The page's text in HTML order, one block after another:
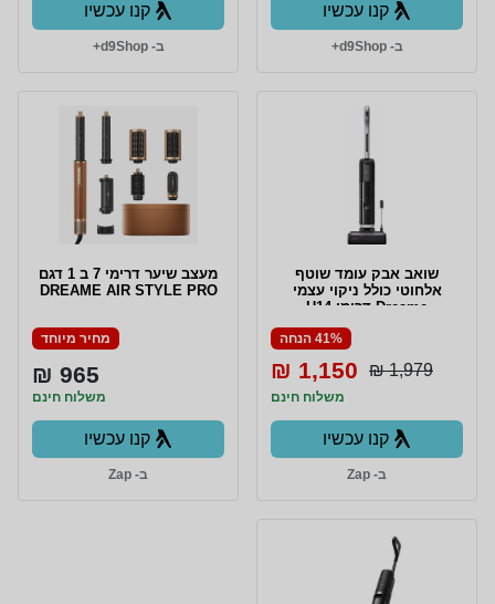
קנו עכשיו
ב- d9Shop+
קנו עכשיו
ב- d9Shop+
שואב אבק עומד שוטף
אלחוטי כולל ניקוי עצמי
Dreame דרימי H14
41% הנחה
1,979 ₪
1,150 ₪
משלוח חינם
קנו עכשיו
ב- Zap
מעצב שיער דרימי 7 ב 1 דגם
DREAME AIR STYLE PRO
מחיר מיוחד
965 ₪
משלוח חינם
קנו עכשיו
ב- Zap